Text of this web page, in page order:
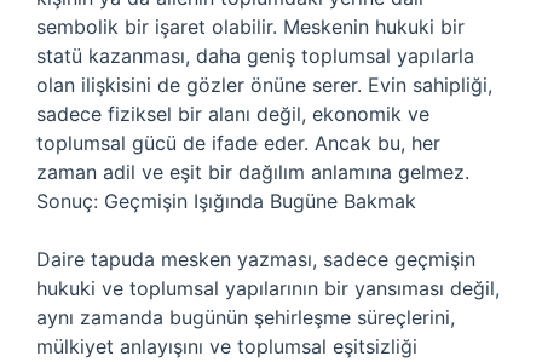
sembolik bir işaret olabilir. Meskenin hukuki bir
statü kazanması, daha geniş toplumsal yapılarla
olan ilişkisini de gözler önüne serer. Evin sahipliği,
sadece fiziksel bir alanı değil, ekonomik ve
toplumsal gücü de ifade eder. Ancak bu, her
zaman adil ve eşit bir dağılım anlamına gelmez.
Sonuç: Geçmişin Işığında Bugüne Bakmak
Daire tapuda mesken yazması, sadece geçmişin
hukuki ve toplumsal yapılarının bir yansıması değil,
aynı zamanda bugünün şehirleşme süreçlerini,
mülkiyet anlayışını ve toplumsal eşitsizliği